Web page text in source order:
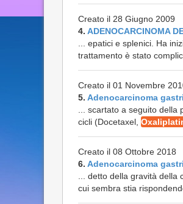
Creato il 28 Giugno 2009
4. ADENOCARCINOMA
... epatici e splenici. Ha
trattamento è stato
Creato il 01 Novembre
5. Adenocarcinoma
... scartato a seguito
cicli (Docetaxel,
Creato il 08 Ottobre 2018
6. Adenocarcinoma
... detto della gravità
cui sembra stia